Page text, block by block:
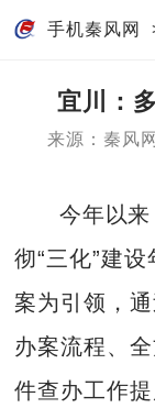
手机秦风网
宜川：
来源：秦风网
今年以
彻“三化”建
案为引领，
办案流程、
件查办工作提